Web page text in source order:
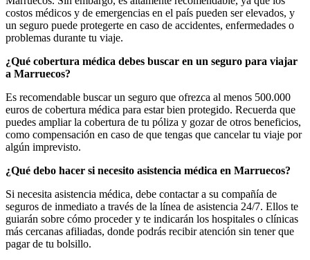
costos médicos y de emergencias en el país pueden ser elevados, y
un seguro puede protegerte en caso de accidentes, enfermedades o
problemas durante tu viaje.
¿Qué cobertura médica debes buscar en un seguro para viajar
a Marruecos?
Es recomendable buscar un seguro que ofrezca al menos 500.000
euros de cobertura médica para estar bien protegido. Recuerda que
puedes ampliar la cobertura de tu póliza y gozar de otros beneficios,
como compensación en caso de que tengas que cancelar tu viaje por
algún imprevisto.
¿Qué debo hacer si necesito asistencia médica en Marruecos?
Si necesita asistencia médica, debe contactar a su compañía de
seguros de inmediato a través de la línea de asistencia 24/7. Ellos te
guiarán sobre cómo proceder y te indicarán los hospitales o clínicas
más cercanas afiliadas, donde podrás recibir atención sin tener que
pagar de tu bolsillo.